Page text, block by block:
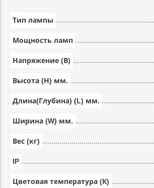
Тип лампы
Мощность ламп
Напряжение (В)
Высота (Н) мм.
Длина(Глубина) (L) мм.
Ширина (W) мм.
Вес (кг)
IP
Цветовая температура (К)